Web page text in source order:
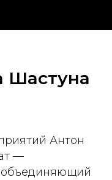
Шастуна
Антон
—
объединяющий